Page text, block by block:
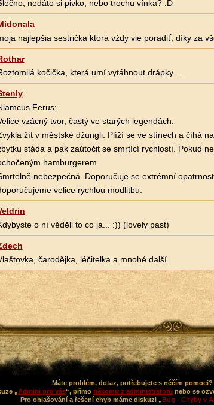
nedáto si pivko, nebo trochu vínka? :D
najlepšia sestrička ktorá vždy vie poradiť, díky za
kočička, která umí vytáhnout drápky ...
Ferus:
vzácný tvor, častý ve starých legendách.
žít v městské džungli. Plíží se ve stínech a číhá
stáda a pak zaútočit se smrtící rychlostí. Pokud
hamburgerem.
nebezpečná. Doporučuje se extrémní
velice rychlou modlitbu.
o ní věděli to co já... :)) (lovely past)
čarodějka, léčitelka a mnohé další
Máte problém, dotaz, potřebujete s něčím pomoci?
„Admini pro vás“, přímo někomu z administrátorů nebo se
Pro ohlašování a řešení chyb máme diskuzi „Bug - Chyby v